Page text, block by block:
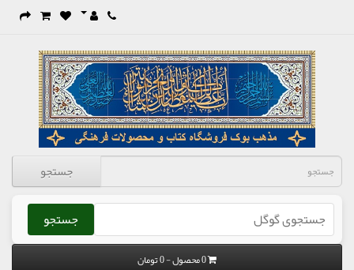
جستجو
جستجو
0 محصول - 0 تومان